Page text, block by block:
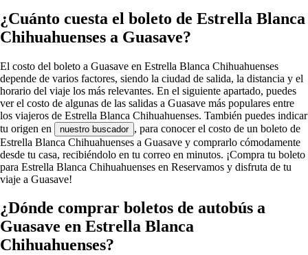
¿Cuánto cuesta el boleto de Estrella Blanca
Chihuahuenses a Guasave?
El costo del boleto a Guasave en Estrella Blanca Chihuahuenses
depende de varios factores, siendo la ciudad de salida, la distancia y el
horario del viaje los más relevantes. En el siguiente apartado, puedes
ver el costo de algunas de las salidas a Guasave más populares entre
los viajeros de Estrella Blanca Chihuahuenses. También puedes indicar
tu origen en
nuestro buscador , para conocer el costo de un boleto de
Estrella Blanca Chihuahuenses a Guasave y comprarlo cómodamente
desde tu casa, recibiéndolo en tu correo en minutos. ¡Compra tu boleto
para Estrella Blanca Chihuahuenses en Reservamos y disfruta de tu
viaje a Guasave!
¿Dónde comprar boletos de autobús a
Guasave en Estrella Blanca
Chihuahuenses?